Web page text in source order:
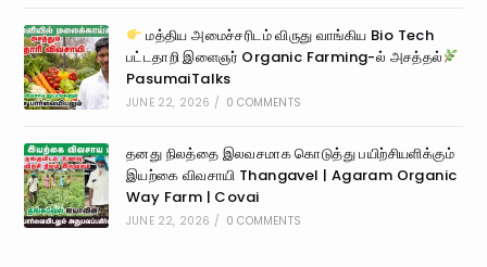
மத்திய அமைச்சரிடம் விருது வாங்கிய Bio Tech
பட்டதாறி இளைஞர் Organic Farming-ல் அசத்தல்
PasumaiTalks
JUNE 22, 2026 / 0 COMMENTS
தனது நிலத்தை இலவசமாக கொடுத்து பயிற்சியளிக்கும்
இயற்கை விவசாயி Thangavel | Agaram Organic
Way Farm | Covai
JUNE 22, 2026 / 0 COMMENTS